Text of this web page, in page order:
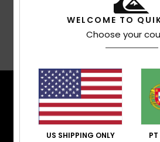
Envio& Devoluciones
WELCOME TO
Choose your
US SHIPPING ONLY